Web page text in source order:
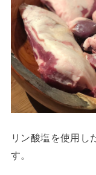
リン酸塩を使用し
す。